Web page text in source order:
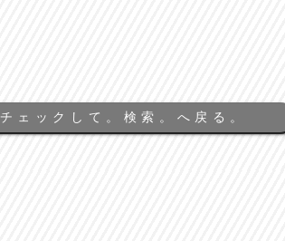
チェックして。検索。へ戻る。